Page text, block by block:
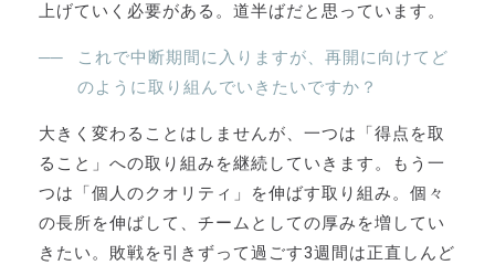
上げていく必要がある。道半ばだと思っています。
これで中断期間に入りますが、再開に向けてど
のように取り組んでいきたいですか？
大きく変わることはしませんが、一つは「得点を取
ること」への取り組みを継続していきます。もう一
つは「個人のクオリティ」を伸ばす取り組み。個々
の長所を伸ばして、チームとしての厚みを増してい
きたい。敗戦を引きずって過ごす3週間は正直しんど